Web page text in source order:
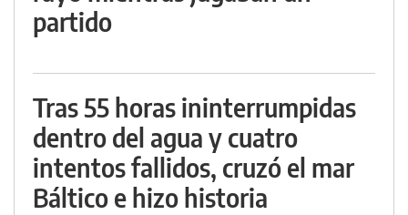
partido
Tras 55 horas ininterrumpidas
dentro del agua y cuatro
intentos fallidos, cruzó el mar
Báltico e hizo historia